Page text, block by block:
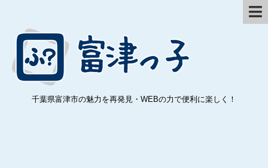
千葉県富津市の魅力を再発見・WEBの力で便利に楽しく！